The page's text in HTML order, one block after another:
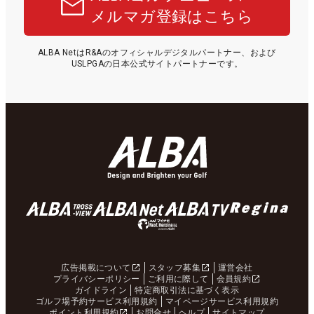
メルマガ登録はこちら
ALBA NetはR&Aのオフィシャルデジタルパートナー、および
USLPGAの日本公式サイトパートナーです。
広告掲載について スタッフ募集
運営会社
プライバシーポリシー
ご利用に際して
会員規約
ガイドライン
特定商取引法に基づく表示
ゴルフ場予約サービス利用規約
マイページサービス利用規約